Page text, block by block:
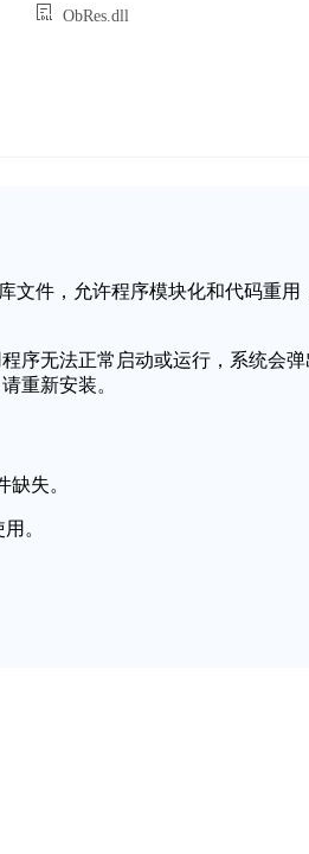
ObRes.dll
文件，允许程序模块化和代码重
序无法正常启动或运行，系统会
重新安装。
缺失。
。